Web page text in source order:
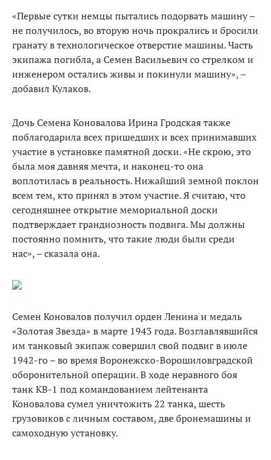
«Первые сутки немцы пытались подорвать машину –
не получилось, во вторую ночь прокрались и бросили
гранату в технологическое отверстие машины. Часть
экипажа погибла, а Семен Васильевич со стрелком и
инженером остались живы и покинули машину», –
добавил Кулаков.
Дочь Семена Коновалова Ирина Гродская также
поблагодарила всех пришедших и всех принимавших
участие в установке памятной доски. «Не скрою, это
была моя давняя мечта, и наконец-то она
воплотилась в реальность. Нижайший земной поклон
всем тем, кто принял в этом участие. Я считаю, что
сегодняшнее открытие мемориальной доски
подтверждает грандиозность подвига. Мы должны
постоянно помнить, что такие люди были среди
нас», – сказала она.
Семен Коновалов получил орден Ленина и медаль
«Золотая Звезда» в марте 1943 года. Возглавлявшийся
им танковый экипаж совершил свой подвиг в июле
1942-го – во время Воронежско-Ворошиловградской
оборонительной операции. В ходе неравного боя
танк КВ-1 под командованием лейтенанта
Коновалова сумел уничтожить 22 танка, шесть
грузовиков с личным составом, две бронемашины и
самоходную установку.